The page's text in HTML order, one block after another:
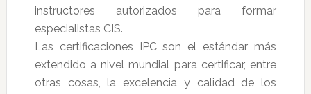
instructores autorizados para formar
especialistas CIS.
Las certificaciones IPC son el estándar más
extendido a nivel mundial para certificar, entre
otras cosas, la excelencia y calidad de los